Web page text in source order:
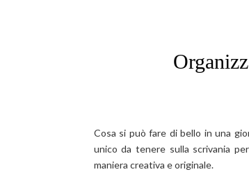
Cosa si può fare di bello in una
unico da tenere sulla scrivania
maniera creativa e originale.